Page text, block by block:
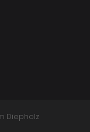
Diepholz